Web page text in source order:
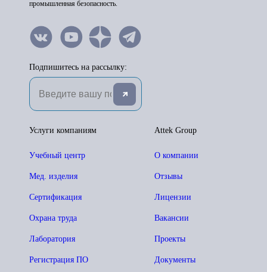
промышленная безопасность.
Подпишитесь на рассылку:
Attek Group
О компании
Отзывы
Лицензии
Вакансии
Проекты
Документы
Услуги компаниям
Учебный центр
Мед. изделия
Сертификация
Охрана труда
Лаборатория
Регистрация ПО